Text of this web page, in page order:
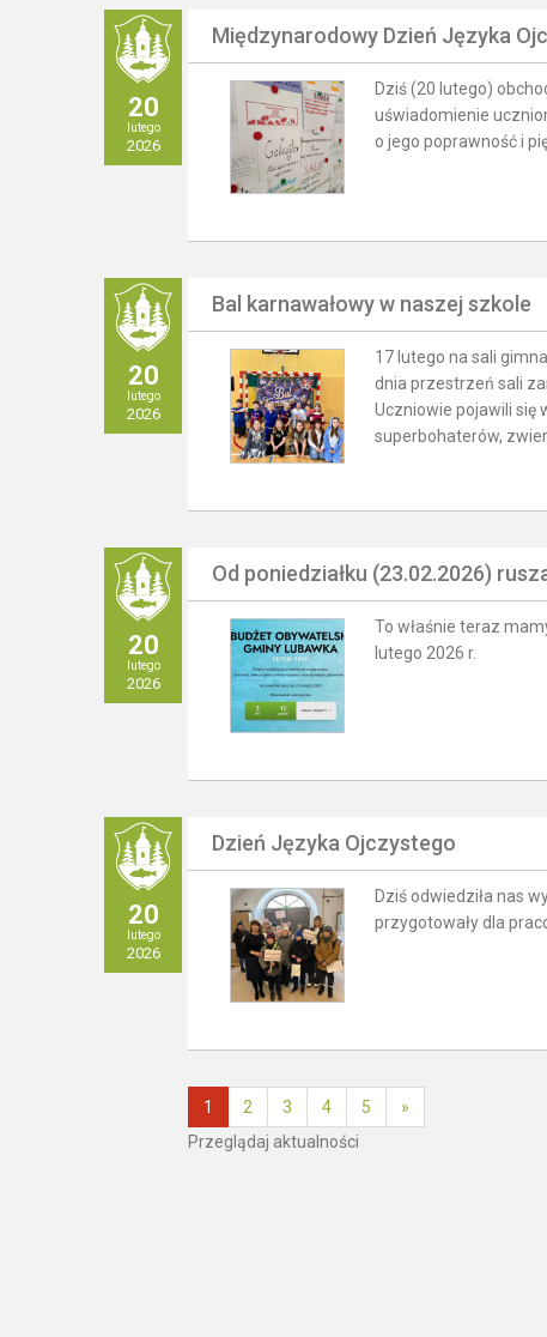
20
lutego
2026
Międzynarodowy Dzień Języka
Dziś (20 lutego)
uświadomienie
o jego poprawność i
20
lutego
2026
Bal karnawałowy w naszej szkole
17 lutego na sali
dnia przestrzeń sali
Uczniowie pojawili się
superbohaterów,
20
lutego
2026
Od poniedziałku (23.02.2026)
To właśnie teraz
lutego 2026 r.
20
lutego
2026
Dzień Języka Ojczystego
Dziś odwiedziła nas
przygotowały dla
1 2 3 4 5
»
Przeglądaj aktualności